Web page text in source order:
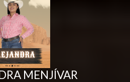
MENJÍVAR